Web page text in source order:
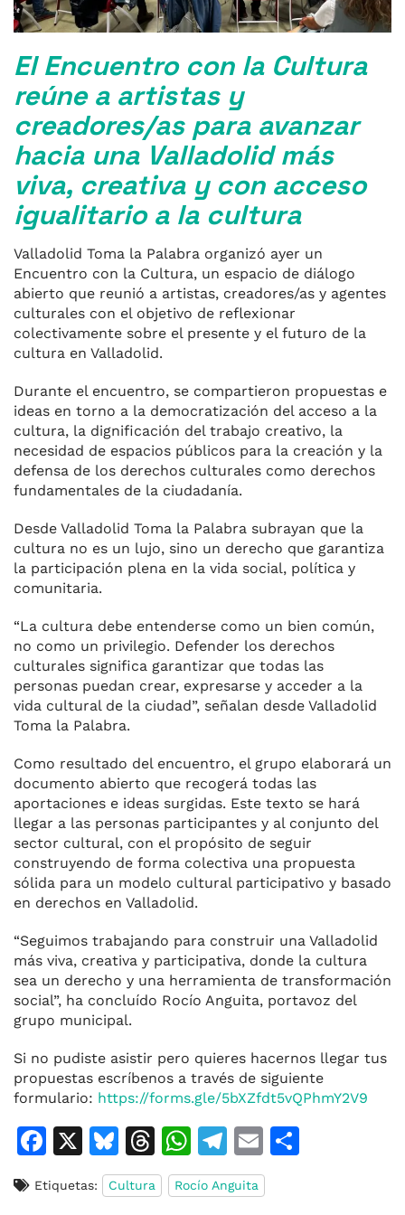
El Encuentro con la Cultura
reúne a artistas y
creadores/as para avanzar
hacia una Valladolid más
viva, creativa y con acceso
igualitario a la cultura
Valladolid Toma la Palabra organizó ayer un
Encuentro con la Cultura, un espacio de diálogo
abierto que reunió a artistas, creadores/as y agentes
culturales con el objetivo de reflexionar
colectivamente sobre el presente y el futuro de la
cultura en Valladolid.
Durante el encuentro, se compartieron propuestas e
ideas en torno a la democratización del acceso a la
cultura, la dignificación del trabajo creativo, la
necesidad de espacios públicos para la creación y la
defensa de los derechos culturales como derechos
fundamentales de la ciudadanía.
Desde Valladolid Toma la Palabra subrayan que la
cultura no es un lujo, sino un derecho que garantiza
la participación plena en la vida social, política y
comunitaria.
“La cultura debe entenderse como un bien común,
no como un privilegio. Defender los derechos
culturales significa garantizar que todas las
personas puedan crear, expresarse y acceder a la
vida cultural de la ciudad”, señalan desde Valladolid
Toma la Palabra.
Como resultado del encuentro, el grupo elaborará un
documento abierto que recogerá todas las
aportaciones e ideas surgidas. Este texto se hará
llegar a las personas participantes y al conjunto del
sector cultural, con el propósito de seguir
construyendo de forma colectiva una propuesta
sólida para un modelo cultural participativo y basado
en derechos en Valladolid.
“Seguimos trabajando para construir una Valladolid
más viva, creativa y participativa, donde la cultura
sea un derecho y una herramienta de transformación
social”, ha concluído Rocío Anguita, portavoz del
grupo municipal.
Si no pudiste asistir pero quieres hacernos llegar tus
propuestas escríbenos a través de siguiente
formulario: https://forms.gle/5bXZfdt5vQPhmY2V9
F
c
X
Bl
u
e
T
h
re
W
h
at
T
el
e
E
m
ai
Etiquetas: Cultura Rocío Anguita